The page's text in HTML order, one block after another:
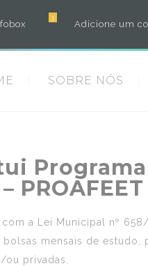
Adicione um
3
SOBRE NÓS
PROAFEET
com a Lei Municipal nº
mensais de estudo,
privadas.